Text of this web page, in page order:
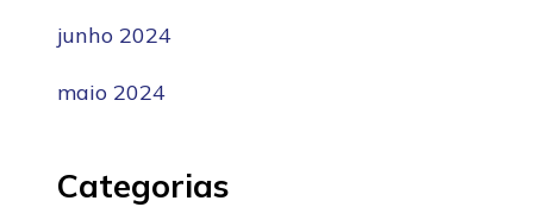
junho 2024
maio 2024
Categorias